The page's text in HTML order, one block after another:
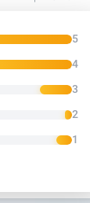
5
4
3
2
1